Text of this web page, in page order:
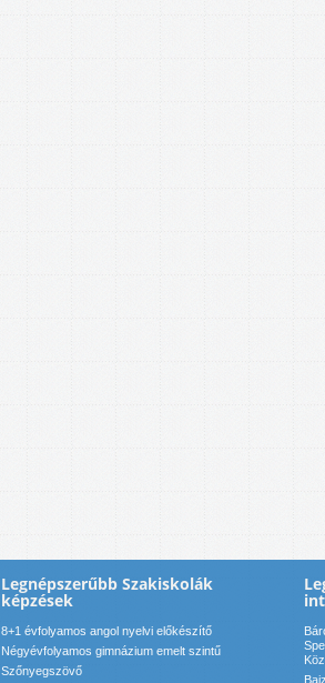
Legnépszerűbb Szakiskolák
képzések
8+1 évfolyamos angol nyelvi előkészítő
Négyévfolyamos gimnázium emelt szintű
Szőnyegszövő